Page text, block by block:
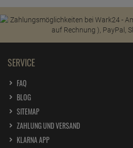
SERVICE
FAQ
BLOG
SITEMAP
ZAHLUNG UND VERSAND
KLARNA APP